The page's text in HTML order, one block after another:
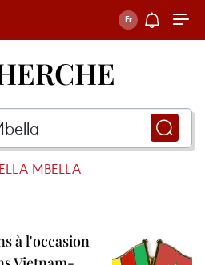
MBELLA
à l'occasion